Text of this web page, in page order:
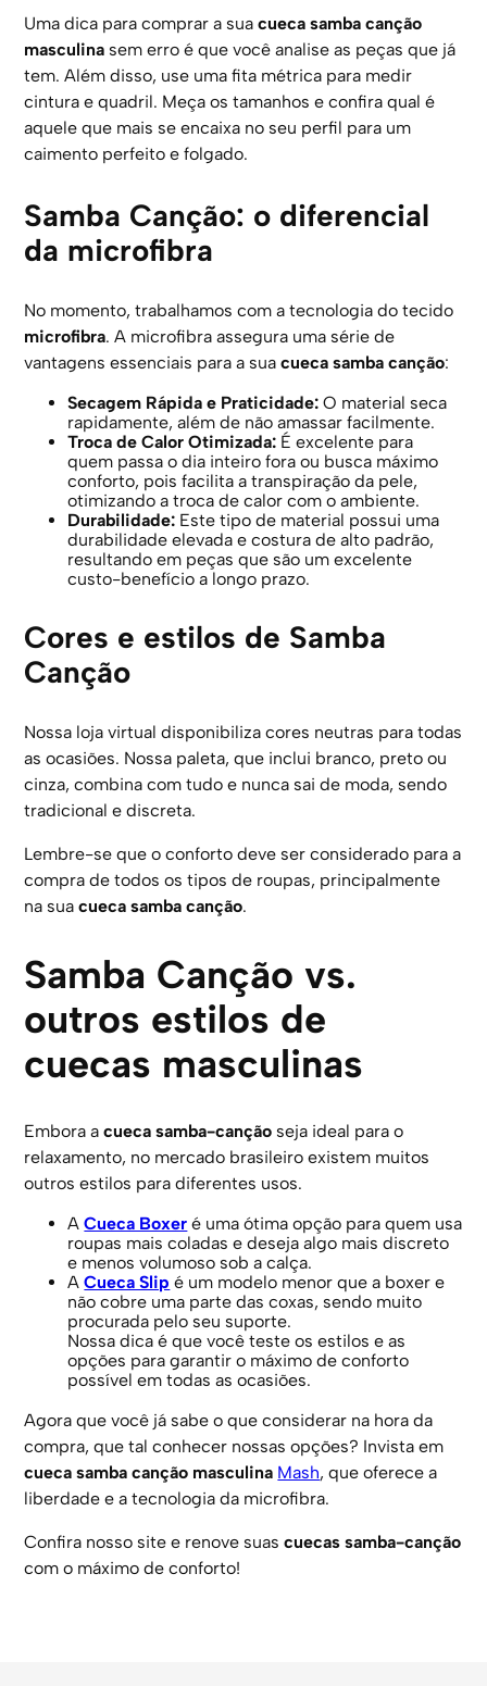
Uma dica para comprar a suacueca samba canção
masculina sem erro é que você analise as peças que já
tem. Além disso, use uma fita métrica para medir
cintura e quadril. Meça os tamanhos e confira qual é
aquele que mais se encaixa no seu perfil para um
caimento perfeito e folgado.
Samba Canção: o diferencial
da microfibra
No momento, trabalhamos com a tecnologia do tecido
microfibra. A microfibra assegura uma série de
vantagens essenciais para a suacueca samba canção:
Secagem Rápida e Praticidade: O material seca
rapidamente, além de não amassar facilmente.
Troca de Calor Otimizada: É excelente para
quem passa o dia inteiro fora ou busca máximo
conforto, pois facilita a transpiração da pele,
otimizando a troca de calor com o ambiente.
Durabilidade: Este tipo de material possui uma
durabilidade elevada e costura de alto padrão,
resultando em peças que são um excelente
custo-benefício a longo prazo.
Cores e estilos de Samba
Canção
Nossa loja virtual disponibiliza cores neutras para todas
as ocasiões. Nossa paleta, que inclui branco, preto ou
cinza, combina com tudo e nunca sai de moda, sendo
tradicional e discreta.
Lembre-se que o conforto deve ser considerado para a
compra de todos os tipos de roupas, principalmente
na suacueca samba canção.
Samba Canção vs.
outros estilos de
cuecas masculinas
Embora acueca samba-canção seja ideal para o
relaxamento, no mercado brasileiro existem muitos
outros estilos para diferentes usos.
ACueca Boxer é uma ótima opção para quem usa
roupas mais coladas e deseja algo mais discreto
e menos volumoso sob a calça.
ACueca Slip é um modelo menor que a boxer e
não cobre uma parte das coxas, sendo muito
procurada pelo seu suporte.
Nossa dica é que você teste os estilos e as
opções para garantir o máximo de conforto
possível em todas as ocasiões.
Agora que você já sabe o que considerar na hora da
compra, que tal conhecer nossas opções? Invista em
cueca samba canção masculina Mash, que oferece a
liberdade e a tecnologia da microfibra.
Confira nosso site e renove suascuecas samba-canção
com o máximo de conforto!